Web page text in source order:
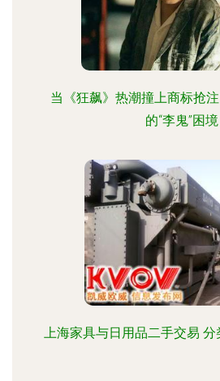
当《狂飙》热潮撞上商标抢
的“李鬼”困境
上海家具与日用品二手交易 分